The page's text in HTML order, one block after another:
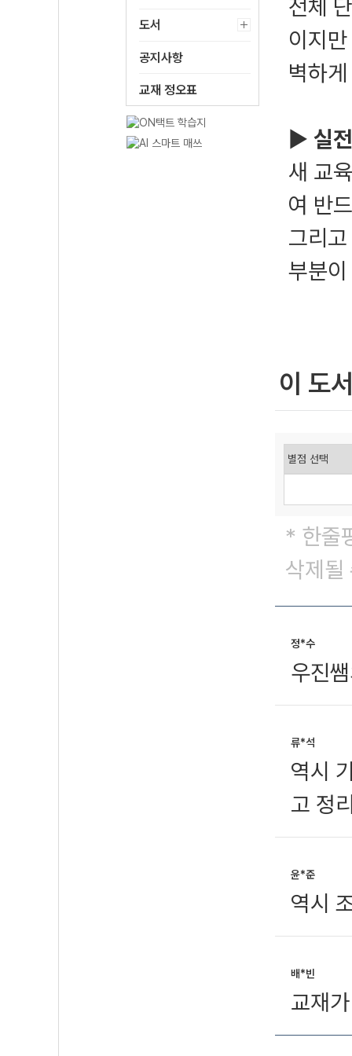
도서
공지사항
교재 정오표
전체
이지
벽하
▶ 실
새 교
여 반
그리
부분
이 도
* 한줄
삭제될
정*수
우진
류*석
역시
고 정
윤*준
역시
배*빈
교재